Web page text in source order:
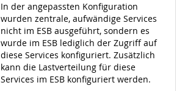
In der angepassten Konfiguration
wurden zentrale, aufwändige Services
nicht im ESB ausgeführt, sondern es
wurde im ESB lediglich der Zugriff auf
diese Services konfiguriert. Zusätzlich
kann die Lastverteilung für diese
Services im ESB konfiguriert werden.